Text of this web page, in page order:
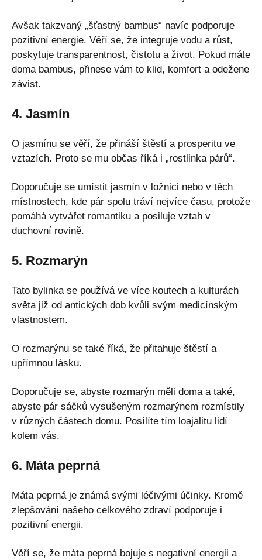
Avšak takzvaný „šťastný bambus“ navíc podporuje
pozitivní energie. Věří se, že integruje vodu a růst,
poskytuje transparentnost, čistotu a život. Pokud máte
doma bambus, přinese vám to klid, komfort a odežene
závist.
4. Jasmín
O jasmínu se věří, že přináší štěstí a prosperitu ve
vztazích. Proto se mu občas říká i „rostlinka párů“.
Doporučuje se umístit jasmín v ložnici nebo v těch
místnostech, kde pár spolu tráví nejvíce času, protože
pomáhá vytvářet romantiku a posiluje vztah v
duchovní rovině.
5. Rozmarýn
Tato bylinka se používá ve více koutech a kulturách
světa již od antických dob kvůli svým medicínským
vlastnostem.
O rozmarýnu se také říká, že přitahuje štěstí a
upřímnou lásku.
Doporučuje se, abyste rozmarýn měli doma a také,
abyste pár sáčků vysušeným rozmarýnem rozmístily
v různých částech domu. Posílíte tím loajalitu lidí
kolem vás.
6. Máta peprná
Máta peprná je známá svými léčivými účinky. Kromě
zlepšování našeho celkového zdraví podporuje i
pozitivní energii.
Věří se, že máta peprná bojuje s negativní energii a